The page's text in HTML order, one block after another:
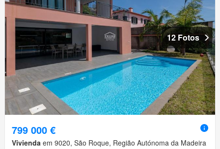
12 Fotos
799 000 €
Vivienda em 9020, São Roque, Região Autónoma da Madeira